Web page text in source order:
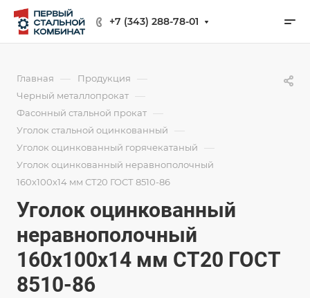
+7 (343) 288-78-01
Главная — Продукция —
Черный металлопрокат —
Фасонный стальной прокат —
Уголок стальной оцинкованный —
Уголок оцинкованный горячекатаный —
Уголок оцинкованный неравнополочный
160х100х14 мм СТ20 ГОСТ 8510-86
Уголок оцинкованный
неравнополочный
160х100х14 мм СТ20 ГОСТ
8510-86